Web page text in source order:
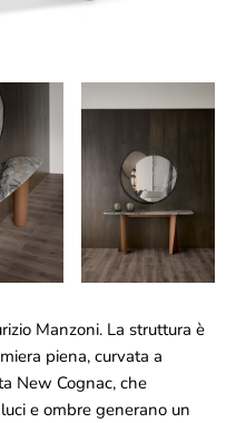
Manzoni. La struttura è
piena, curvata a
New Cognac, che
e ombre generano un